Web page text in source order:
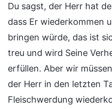
Du sagst, der Herr hat
dass Er wiederkommen
bringen würde, das ist
treu und wird Seine
erfüllen. Aber wir
der Herr in den letzten
Fleischwerdung